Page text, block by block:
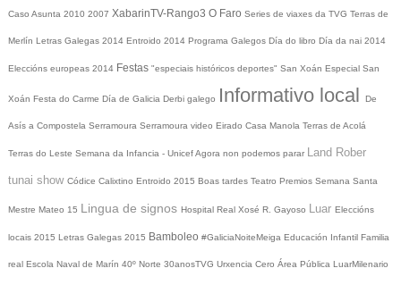
Caso Asunta 2010 2007 XabarinTV-Rango3 O Faro Series de viaxes da TVG Terras de
Merlín Letras Galegas 2014 Entroido 2014 Programa Galegos Día do libro Día da nai 2014
Eleccións europeas 2014 Festas "especiais históricos deportes" San Xoán Especial San
Xoán Festa do Carme Día de Galicia Derbi galego Informativo local De
Asís a Compostela Serramoura Serramoura video Eirado Casa Manola Terras de Acolá
Terras do Leste Semana da Infancia - UnicefAgora non podemos parar Land Rober
tunai show Códice Calixtino Entroido 2015 Boas tardes Teatro Premios Semana Santa
Mestre Mateo 15 Lingua de signos Hospital Real Xosé R. Gayoso Luar Eleccións
locais 2015 Letras Galegas 2015 Bamboleo #GaliciaNoiteMeiga Educación Infantil Familia
real Escola Naval de Marín 40º Norte 30anosTVG Urxencia Cero Área Pública LuarMilenario